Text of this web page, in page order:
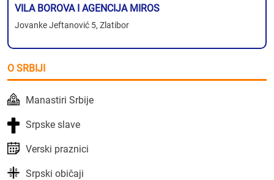
VILA BOROVA I AGENCIJA MIROS
Jovanke Jeftanović 5, Zlatibor
O SRBIJI
Manastiri Srbije
Srpske slave
Verski praznici
Srpski običaji